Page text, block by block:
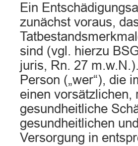
Ein
zunächst voraus,
sind (vgl. hierzu
juris, Rn. 27
Person („wer“), die
einen vorsätzlichen,
gesundheitliche
gesundheitlichen
Versorgung in